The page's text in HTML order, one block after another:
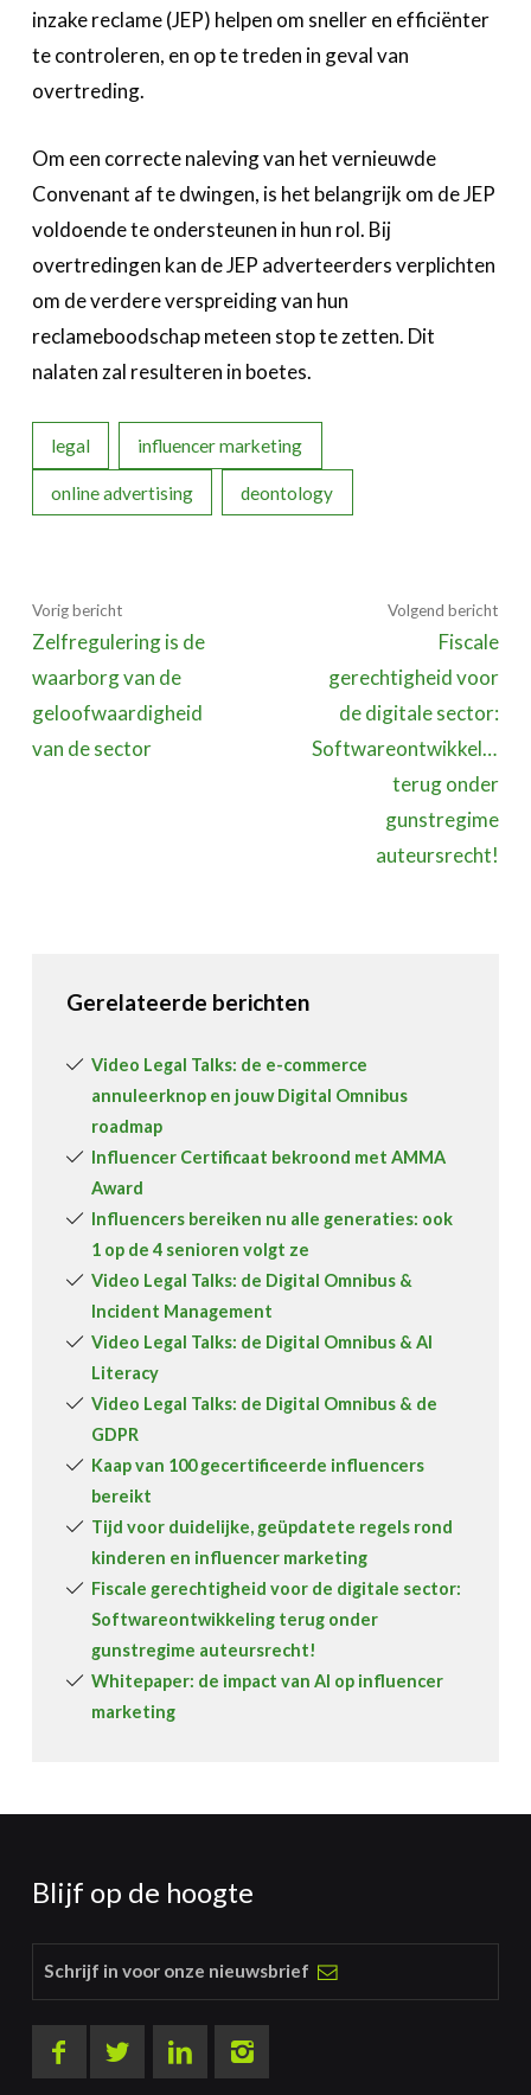
inzake reclame (JEP) helpen om sneller en efficiënter
te controleren, en op te treden in geval van
overtreding.
Om een correcte naleving van het vernieuwde
Convenant af te dwingen, is het belangrijk om de JEP
voldoende te ondersteunen in hun rol. Bij
overtredingen kan de JEP adverteerders verplichten
om de verdere verspreiding van hun
reclameboodschap meteen stop te zetten. Dit
nalaten zal resulteren in boetes.
legal influencer marketing
online advertising deontology
Vorig bericht
Zelfregulering is de
waarborg van de
geloofwaardigheid
van de sector
Volgend bericht
Fiscale
gerechtigheid voor
de digitale sector:
Softwareontwikkeling
terug onder
gunstregime
auteursrecht!
Gerelateerde berichten
Video Legal Talks: de e-commerce
annuleerknop en jouw Digital Omnibus
roadmap
Influencer Certificaat bekroond met AMMA
Award
Influencers bereiken nu alle generaties: ook
1 op de 4 senioren volgt ze
Video Legal Talks: de Digital Omnibus &
Incident Management
Video Legal Talks: de Digital Omnibus & AI
Literacy
Video Legal Talks: de Digital Omnibus & de
GDPR
Kaap van 100 gecertificeerde influencers
bereikt
Tijd voor duidelijke, geüpdatete regels rond
kinderen en influencer marketing
Fiscale gerechtigheid voor de digitale sector:
Softwareontwikkeling terug onder
gunstregime auteursrecht!
Whitepaper: de impact van AI op influencer
marketing
Blijf op de hoogte
Schrijf in voor onze nieuwsbrief